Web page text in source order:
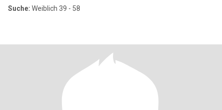
Suche: Weiblich 39 - 58